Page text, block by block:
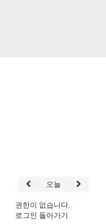
오늘
권한이 없습니다.
로그인 돌아가기